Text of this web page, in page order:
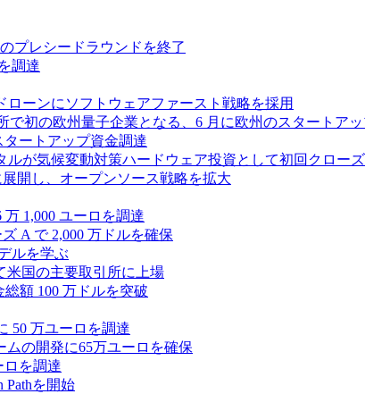
プレシードラウンドを終了
調達
ーンにソフトウェアファースト戦略を採用
で初の欧州量子企業となる、6 月に欧州のスタートア
タートアップ資金調達
が気候変動対策ハードウェア投資として初回クロー
開し、オープンソース戦略を拡大
1,000 ユーロを調達
A で 2,000 万ドルを確保
ルを学ぶ
米国の主要取引所に上場
額 100 万ドルを突破
50 万ユーロを調達
の開発に65万ユーロを確保
ロを調達
Pathを開始